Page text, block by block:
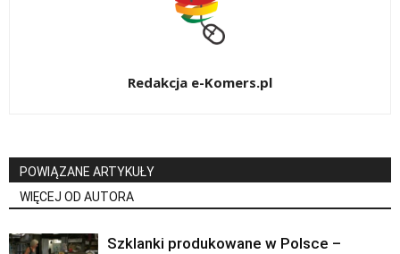
Redakcja e-Komers.pl
POWIĄZANE ARTYKUŁY
WIĘCEJ OD AUTORA
Szklanki produkowane w Polsce –